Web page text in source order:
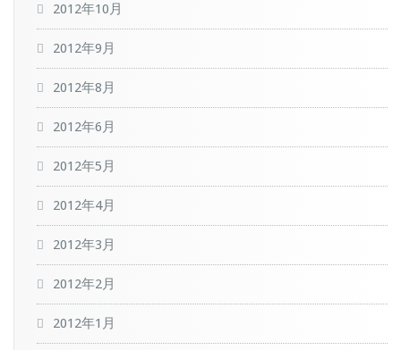
2012年10月
2012年9月
2012年8月
2012年6月
2012年5月
2012年4月
2012年3月
2012年2月
2012年1月